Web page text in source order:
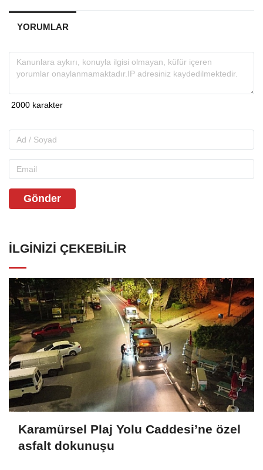
YORUMLAR
Gönder
İLGINIZI ÇEKEBILIR
Karamürsel Plaj Yolu Caddesi’ne özel
asfalt dokunuşu